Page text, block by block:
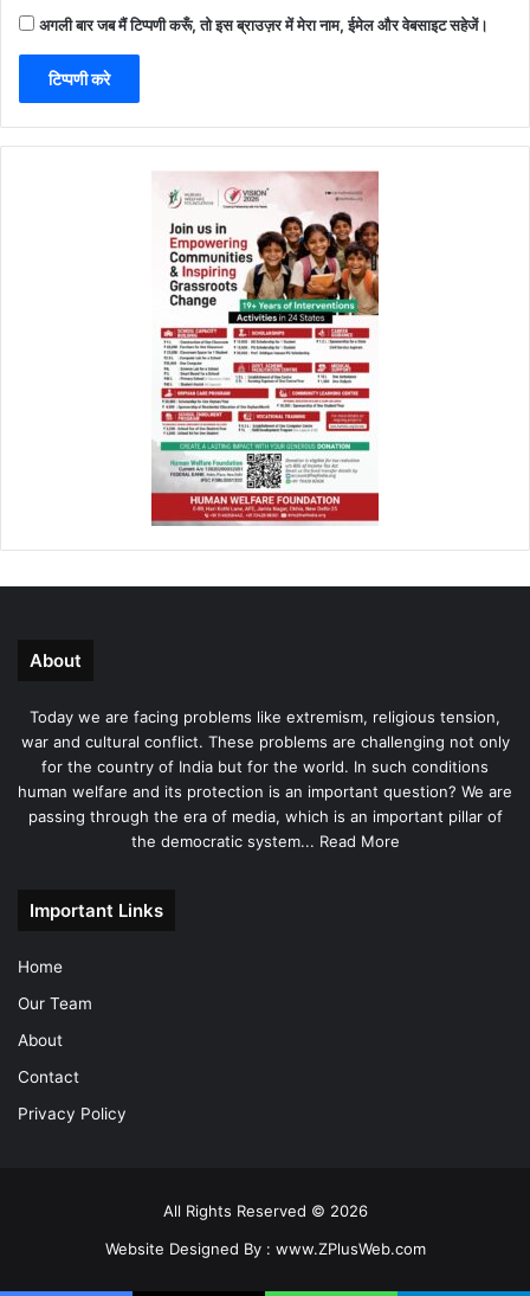
अगली बार जब मैं टिप्पणी करूँ, तो इस ब्राउज़र में मेरा नाम, ईमेल और वेबसाइट सहेजें।
About
Today we are facing problems like extremism, religious tension,
war and cultural conflict. These problems are challenging not only
for the country of India but for the world. In such conditions
human welfare and its protection is an important question? We are
passing through the era of media, which is an important pillar of
the democratic system... Read More
Important Links
Home
Our Team
About
Contact
Privacy Policy
All Rights Reserved © 2026
Website Designed By : www.ZPlusWeb.com